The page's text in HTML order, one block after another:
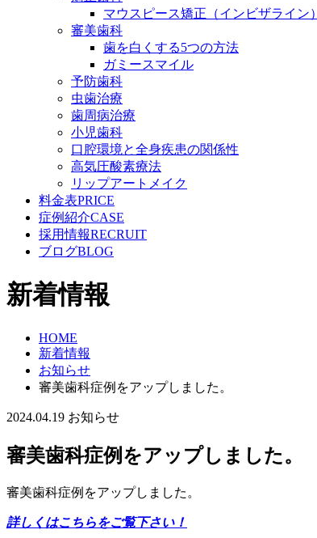
マウスピース矯正（インビザライン）
審美歯科
歯を白くする5つの方法
ガミースマイル
予防歯科
虫歯治療
歯周病治療
小児歯科
口腔環境と全身疾患の関係性
高気圧酸素療法
リップアートメイク
料金表PRICE
症例紹介CASE
採用情報RECRUIT
ブログBLOG
新着情報
HOME
新着情報
お知らせ
審美歯科症例をアップしました。
2024.04.19 お知らせ
審美歯科症例をアップしました。
審美歯科症例をアップしました。
詳しくはこちらをご覧下さい！